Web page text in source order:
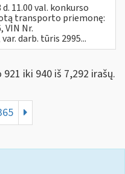
11.00 val. konkurso
transporto priemonę:
VIN Nr.
darb. tūris 2995...
iki 940 iš 7,292 irašų.